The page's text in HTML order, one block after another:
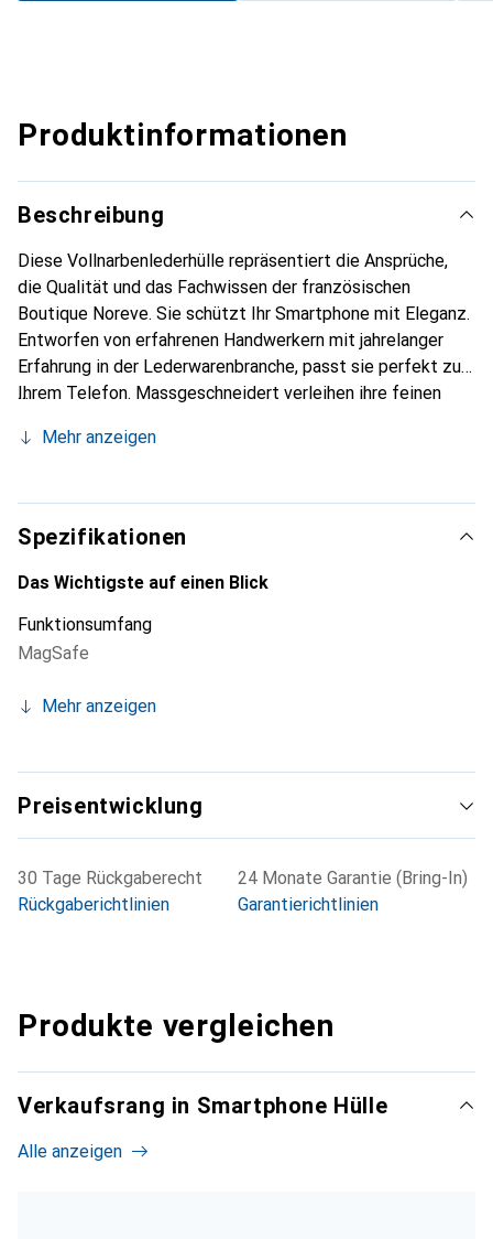
Produktinformationen
Beschreibung
Diese Vollnarbenlederhülle repräsentiert die Ansprüche,
die Qualität und das Fachwissen der französischen
Boutique Noreve. Sie schützt Ihr Smartphone mit Eleganz.
Entworfen von erfahrenen Handwerkern mit jahrelanger
Erfahrung in der Lederwarenbranche, passt sie perfekt zu
Ihrem Telefon. Massgeschneidert verleihen ihre feinen
und unverzichtbaren Accessoire für Ihr Smartphone.
die Marke Noreve eine zuverlässige Wahl für eine
anspruchsvolle Kundschaft.
Mehr anzeigen
Spezifikationen
Das Wichtigste auf einen Blick
Funktionsumfang
MagSafe
Mehr anzeigen
Preisentwicklung
30 Tage Rückgaberecht
Rückgaberichtlinien
24 Monate Garantie (Bring-In)
Garantierichtlinien
Produkte vergleichen
Verkaufsrang in Smartphone Hülle
Alle anzeigen